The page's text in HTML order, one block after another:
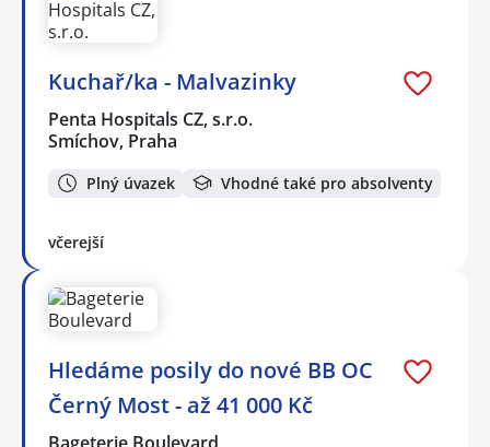
Kuchař/ka - Malvazinky
Penta Hospitals CZ, s.r.o.
Smíchov, Praha
Plný úvazek Vhodné také pro absolventy
včerejší
Hledáme posily do nové BB OC
Černý Most - až 41 000 Kč